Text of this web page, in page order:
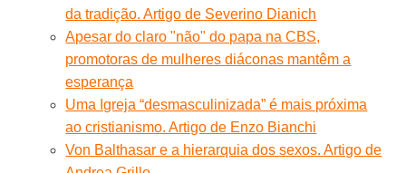
da tradição. Artigo de Severino Dianich
Apesar do claro "não" do papa na CBS,
promotoras de mulheres diáconas mantêm a
esperança
Uma Igreja “desmasculinizada” é mais próxima
ao cristianismo. Artigo de Enzo Bianchi
Von Balthasar e a hierarquia dos sexos. Artigo de